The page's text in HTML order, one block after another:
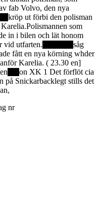
fab Volvo, den nya
kröp ut förbi den polisman
som
in i bilen och lät honom
vid utfarten.
såg
fått en nya körning whder
Karelia. ( 23.30 en]
on XK 1 Det förflöt cia
på Snickarbacklegt stills det
nr